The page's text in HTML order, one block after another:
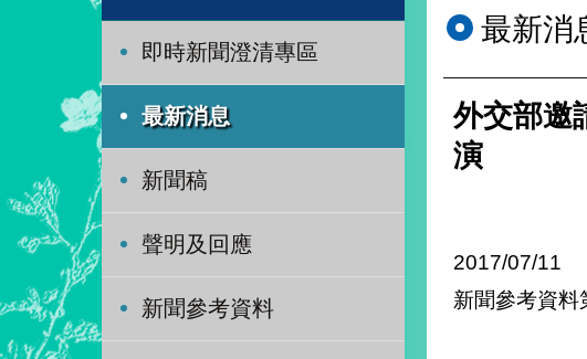
即時新聞澄清專區
最新消息
新聞稿
聲明及回應
新聞參考資料
最新消
外交部邀
演
2017/07/11
新聞參考資料